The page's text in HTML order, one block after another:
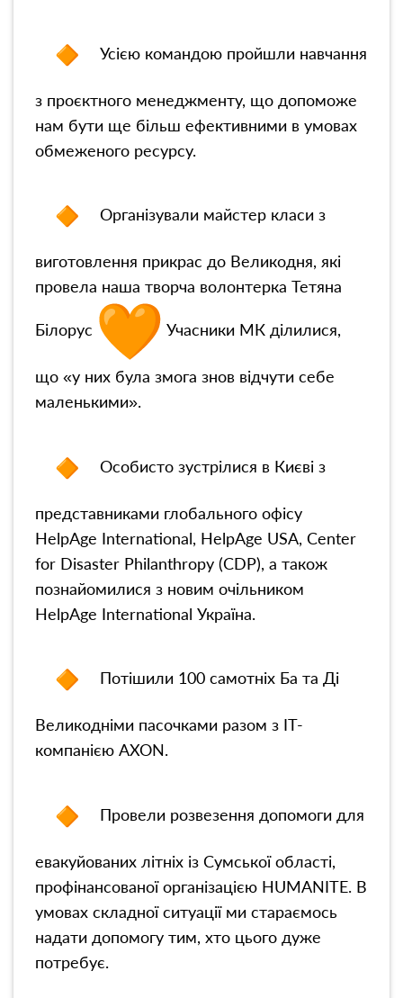
Усією командою пройшли навчання
з проєктного менеджменту, що допоможе
нам бути ще більш ефективними в умовах
обмеженого ресурсу.
Організували майстер класи з
виготовлення прикрас до Великодня, які
провела наша творча волонтерка Тетяна
Білорус Учасники МК ділилися,
що «у них була змога знов відчути себе
маленькими».
Особисто зустрілися в Києві з
представниками глобального офісу
HelpAge International, HelpAge USA, Center
for Disaster Philanthropy (CDP), а також
познайомилися з новим очільником
HelpAge International Україна.
Потішили 100 самотніх Ба та Ді
Великодніми пасочками разом з IT-
компанією AXON.
Провели розвезення допомоги для
евакуйованих літніх із Сумської області,
профінансованої організацією HUMANITE. В
умовах складної ситуації ми стараємось
надати допомогу тим, хто цього дуже
потребує.